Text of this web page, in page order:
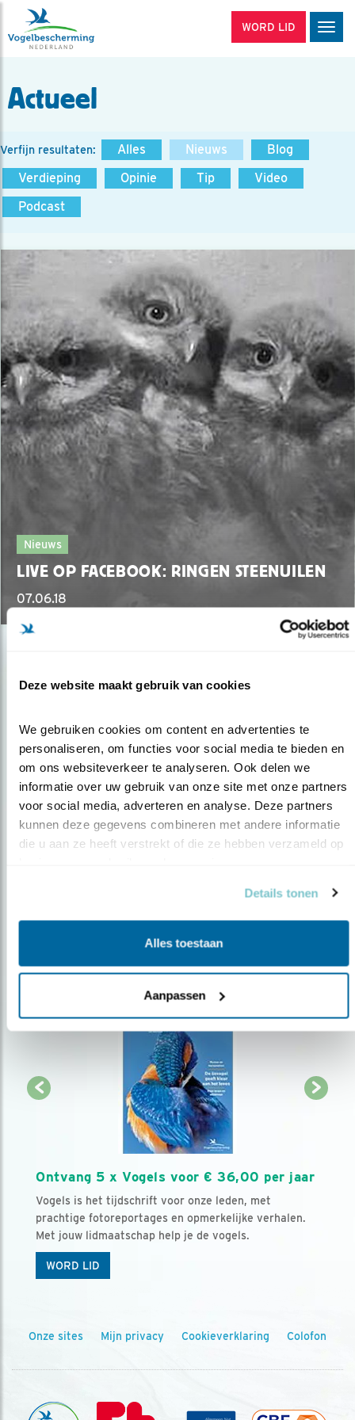
Deze website maakt gebruik van cookies
We gebruiken cookies om content en advertenties te
personaliseren, om functies voor social media te bieden en
om ons websiteverkeer te analyseren. Ook delen we
informatie over uw gebruik van onze site met onze partners
voor social media, adverteren en analyse. Deze partners
kunnen deze gegevens combineren met andere informatie
die u aan ze heeft verstrekt of die ze hebben verzameld op
Details tonen
Alles toestaan
Aanpassen
WORD LID
Actueel
Verfijn resultaten: Alles Nieuws
Blog
Verdieping
Opinie Tip
Video
Podcast
Nieuws
LIVE OP FACEBOOK: RINGEN STEENUILEN
07.06.18
Op de hoogte blijven?
Meld je aan en ontvang nieuws, inspiratie, acties en tips
over vogels en activiteiten van Vogelbescherming.
Ontvang 5 x Vogels voor € 36,00 per jaar
Vogels is het tijdschrift voor onze leden, met
prachtige fotoreportages en opmerkelijke verhalen.
Met jouw lidmaatschap help je de vogels.
WORD LID
Onze sites Mijn privacy Cookieverklaring Colofon